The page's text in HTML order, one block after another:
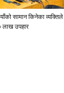
सामान किनेका व्यक्तिले
लाख उपहार